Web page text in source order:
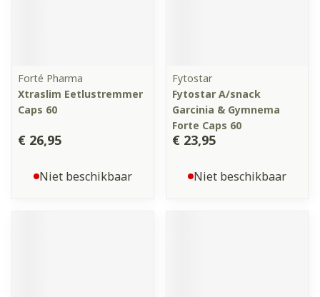
Forté Pharma
Xtraslim Eetlustremmer
Caps 60
€ 26,95
Niet beschikbaar
Fytostar
Fytostar A/snack
Garcinia & Gymnema
Forte Caps 60
€ 23,95
Niet beschikbaar